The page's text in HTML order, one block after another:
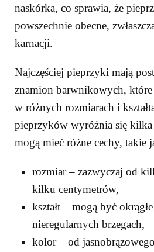
naskórka, co sprawia, że
powszechnie obecne,
karnacji.
Najczęściej pieprzyki mają
znamion barwnikowych,
w różnych rozmiarach i
pieprzyków wyróżnia się
mogą mieć różne cechy, takie
rozmiar – zazwyczaj od
kilku centymetrów,
kształt – mogą być
nieregularnych brzegach,
kolor – od